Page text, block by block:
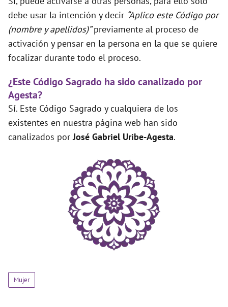
debe usar la intención y decir “Aplico este Código por
(nombre y apellidos)”previamente al proceso de
activación y pensar en la persona en la que se quiere
focalizar durante todo el proceso.
¿Este Código Sagrado ha sido canalizado por
Agesta?
Sí. Este Código Sagrado y cualquiera de los
existentes en nuestra página web han sido
canalizados porJosé Gabriel Uribe-Agesta.
Mujer